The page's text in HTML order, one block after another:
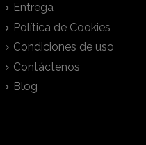
Entrega
Política de Cookies
Condiciones de uso
Contáctenos
Blog